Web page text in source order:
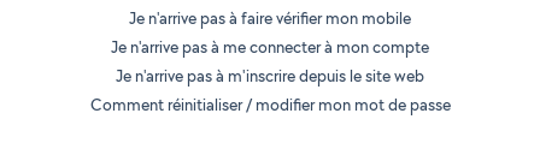
Je n'arrive pas à faire vérifier mon mobile
Je n'arrive pas à me connecter à mon compte
Je n'arrive pas à m'inscrire depuis le site web
Comment réinitialiser / modifier mon mot de passe